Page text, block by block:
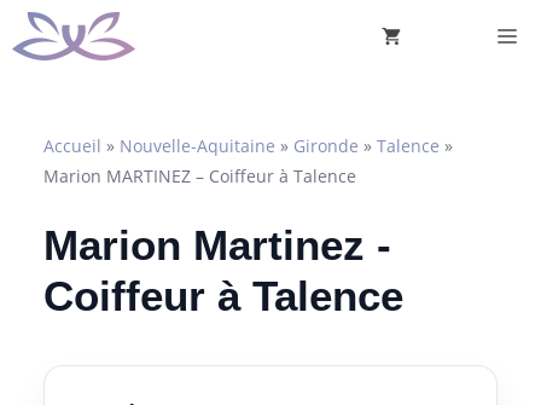
Aller
au
Accueil » Nouvelle-Aquitaine » Gironde » Talence »
Marion MARTINEZ – Coiffeur à Talence
Marion Martinez -
Coiffeur à Talence